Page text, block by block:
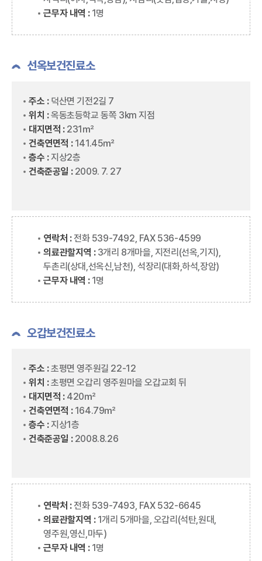
근무자 내역 : 1명
선옥보건진료소
주소 : 덕산면 기전2길 7
위치 :옥동초등학교 동쪽 3km 지점
대지면적 : 231㎡
건축연면적 : 141.45㎡
층수 :지상2층
건축준공일 : 2009. 7. 27
연락처 :전화 539-7492, FAX 536-4599
의료관할지역 : 3개리 8개마을, 지전리(선옥,기지),
두촌리(상대,선옥신,남천), 석장리(대화,하석,장암)
근무자 내역 : 1명
오갑보건진료소
주소 :초평면 영주원길 22-12
위치 :초평면 오갑리 영주원마을 오갑교회 뒤
대지면적 : 420㎡
건축연면적 : 164.79㎡
층수 :지상1층
건축준공일 : 2008.8.26
연락처 :전화 539-7493, FAX 532-6645
의료관할지역 : 1개리 5개마을, 오갑리(석탄,원대,
영주원,영신,마두)
근무자 내역 : 1명